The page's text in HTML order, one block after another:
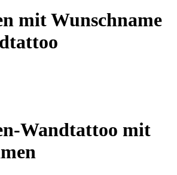
mit Wunschname
Wandtattoo mit